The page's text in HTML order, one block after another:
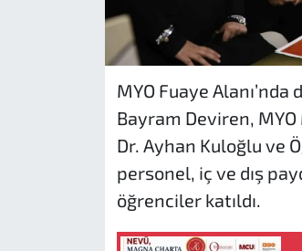
MYO Fuaye
Bayram Deviren, MYO
Dr. Ayhan Kuloğlu ve
personel, iç ve dış
öğrenciler katıldı.